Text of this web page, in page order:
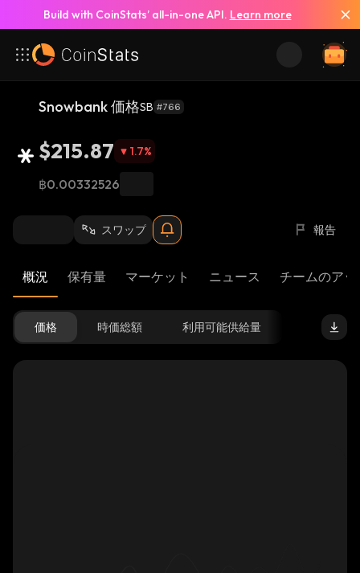
Build with CoinStats’ all-in-one API. Learn more
Snowbank 価格SB #766
$215.87 1.7%
฿0.00332526
スワップ 報告
概況 保有量 マーケット ニュース チームのア
価格 時価総額 利用可能供給量